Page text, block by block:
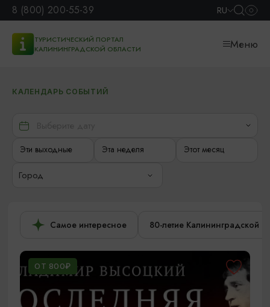
8 (800) 200-55-39 RU
ТУРИСТИЧЕСКИЙ ПОРТАЛ
КАЛИНИНГРАДСКОЙ ОБЛАСТИ
Меню
КАЛЕНДАРЬ СОБЫТИЙ
Эти выходные Эта неделя Этот месяц
Город
Самое интересное 80-летие Калининградской
ОТ 800₽